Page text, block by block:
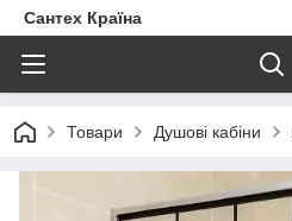
Сантех Країна
Товари Душові кабіни